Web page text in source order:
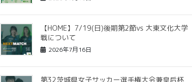
【HOME】7/19(日)後期第2節vs 大東文化大学
戦について
2026年7月16日
第32茨城県女子サッカー選手権大会兼皇后杯